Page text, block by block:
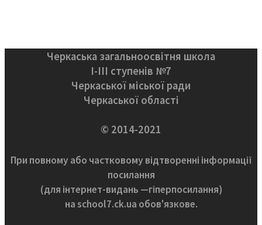
Черкаська загальноосвітня школа
І-ІІІ ступенів №7
Черкаської міської ради
Черкаської області
© 2014-2021
При повному або частковому відтворенні інформації
посилання
(для інтернет-видань —гіперпосилання)
на school7.ck.ua обов'язкове.